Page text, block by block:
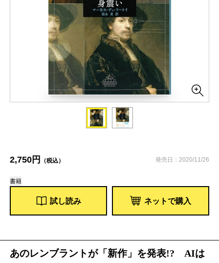
2,750円 （税込） 発売日：2020/11/26
書籍
試し読み ネットで購入
あのレンブラントが「新作」を発表!? AIは